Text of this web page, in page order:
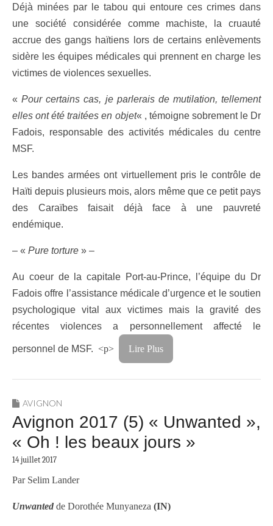
Déjà minées par le tabou qui entoure ces crimes dans
une société considérée comme machiste, la cruauté
accrue des gangs haïtiens lors de certains enlèvements
sidère les équipes médicales qui prennent en charge les
victimes de violences sexuelles.
«Pour certains cas, je parlerais de mutilation, tellement
elles ont été traitées en objet« , témoigne sobrement le Dr
Fadois, responsable des activités médicales du centre
MSF.
Les bandes armées ont virtuellement pris le contrôle de
Haïti depuis plusieurs mois, alors même que ce petit pays
des Caraïbes faisait déjà face à une pauvreté
endémique.
– « Pure torture » –
Au coeur de la capitale Port-au-Prince, l’équipe du Dr
Fadois offre l’assistance médicale d’urgence et le soutien
psychologique vital aux victimes mais la gravité des
récentes violences a personnellement affecté le
personnel de MSF. <p> Lire Plus
AVIGNON
Avignon 2017 (5) « Unwanted »,
« Oh ! les beaux jours »
14 juillet 2017
Par Selim Lander
Unwanted de Dorothée Munyaneza (IN)